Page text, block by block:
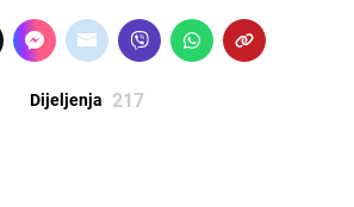
Dijeljenja 217